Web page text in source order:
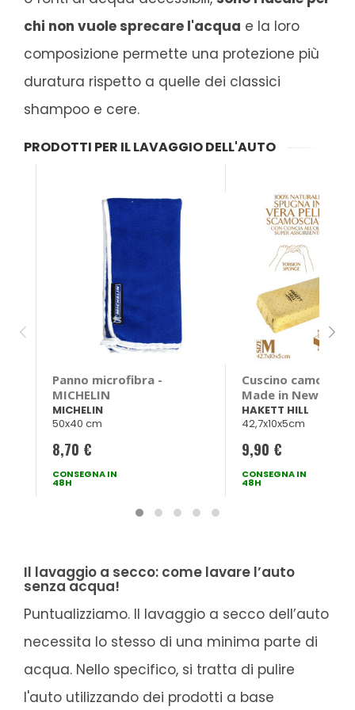
chi non vuole sprecare l'acqua e la loro
composizione permette una protezione più
duratura rispetto a quelle dei classici
shampoo e cere.
PRODOTTI PER IL LAVAGGIO DELL'AUTO
Panno microfibra -
MICHELIN
MICHELIN
50x40 cm
8,70 €
CONSEGNA IN
48H
Cuscino camoscio
Made in New
HAKETT HILL
HAKETT HILL
42,7x10x5cm
9,90 €
CONSEGNA IN
48H
Il lavaggio a secco: come lavare l’auto
senza acqua!
Puntualizziamo. Il lavaggio a secco dell’auto
necessita lo stesso di una minima parte di
acqua. Nello specifico, si tratta di pulire
l'auto utilizzando dei prodotti a base